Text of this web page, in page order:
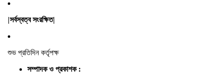
|সর্বস্বত্ব সংরক্ষিত|
শুভ প্রতিদিন কর্তৃপক্ষ
সম্পাদক ও প্রকাশক :